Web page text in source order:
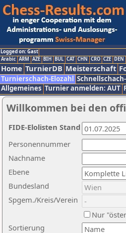
Logged on: Gast
Arabic ARM AZE BIH BUL CAT CHN CRO CZE DEN
Home TurnierDB Meisterschaft
Turnierschach-Elozahl
Allgemeines Turnier anmelden: AUT
Willkommen bei den
Nachname
Ebene
Sortierung
Personennummer
Bundesland
Spgem./Kreis/Verein
Nur
FIDE-Elolisten Stand